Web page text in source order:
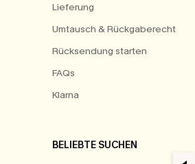
Lieferung
Umtausch & Rückgaberecht
Rücksendung starten
FAQs
Klarna
BELIEBTE SUCHEN